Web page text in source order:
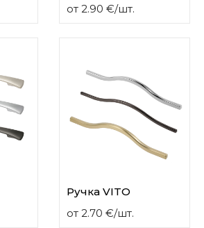
от 2.90 €/шт.
Ручка VITO
от 2.70 €/шт.